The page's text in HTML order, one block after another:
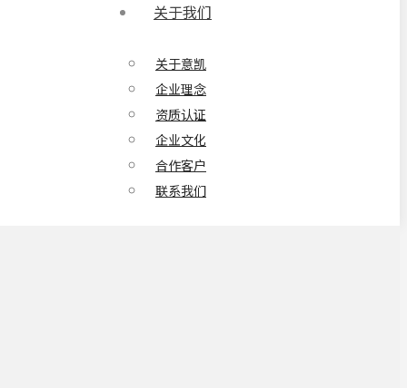
关于我们
关于意凯
企业理念
资质认证
企业文化
合作客户
联系我们